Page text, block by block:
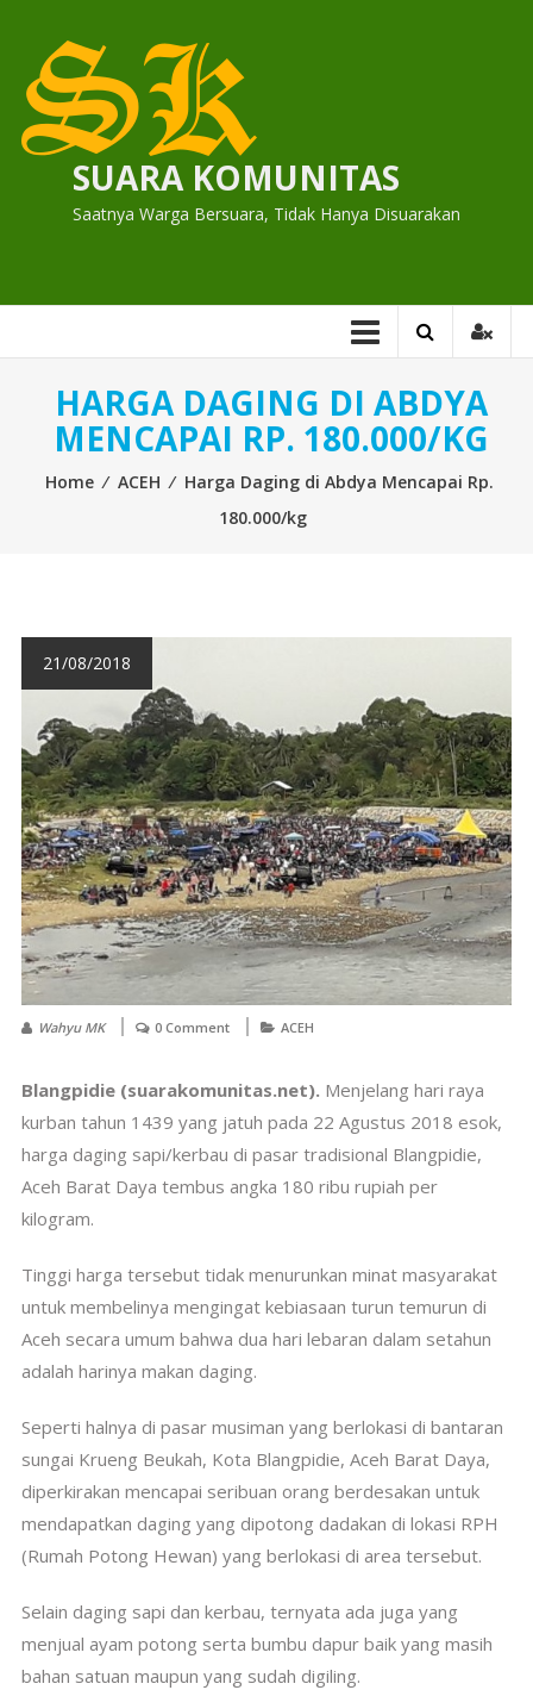
content
SUARA KOMUNITAS
Saatnya Warga Bersuara, Tidak Hanya Disuarakan
HARGA DAGING DI ABDYA
MENCAPAI RP. 180.000/KG
Home ⁄ ACEH ⁄ Harga Daging di Abdya Mencapai Rp.
180.000/kg
21/08/2018
Wahyu MK 0 Comment ACEH
Blangpidie (suarakomunitas.net). Menjelang hari raya
kurban tahun 1439 yang jatuh pada 22 Agustus 2018 esok,
harga daging sapi/kerbau di pasar tradisional Blangpidie,
Aceh Barat Daya tembus angka 180 ribu rupiah per
kilogram.
Tinggi harga tersebut tidak menurunkan minat masyarakat
untuk membelinya mengingat kebiasaan turun temurun di
Aceh secara umum bahwa dua hari lebaran dalam setahun
adalah harinya makan daging.
Seperti halnya di pasar musiman yang berlokasi di bantaran
sungai Krueng Beukah, Kota Blangpidie, Aceh Barat Daya,
diperkirakan mencapai seribuan orang berdesakan untuk
mendapatkan daging yang dipotong dadakan di lokasi RPH
(Rumah Potong Hewan) yang berlokasi di area tersebut.
Selain daging sapi dan kerbau, ternyata ada juga yang
menjual ayam potong serta bumbu dapur baik yang masih
bahan satuan maupun yang sudah digiling.